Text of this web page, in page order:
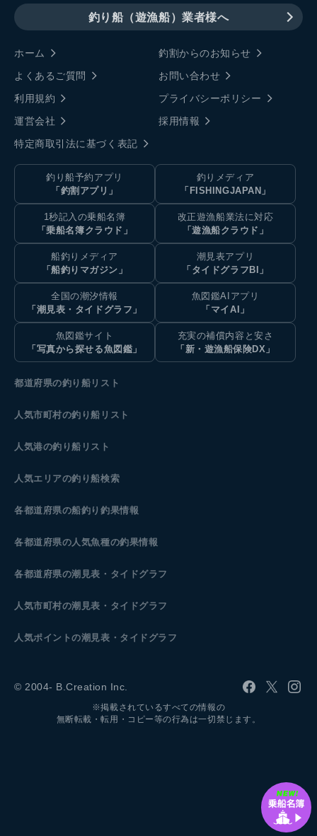
釣り船（遊漁船）業者様へ
ホーム
釣割からのお知らせ
よくあるご質問
お問い合わせ
利用規約
プライバシーポリシー
運営会社
採用情報
特定商取引法に基づく表記
釣り船予約アプリ
「釣割アプリ」
釣りメディア
「FISHINGJAPAN」
1秒記入の乗船名簿
「乗船名簿クラウド」
改正遊漁船業法に対応
「遊漁船クラウド」
船釣りメディア
「船釣りマガジン」
潮見表アプリ
「タイドグラフBI」
全国の潮汐情報
「潮見表・タイドグラフ」
魚図鑑AIアプリ
「マイAI」
魚図鑑サイト
「写真から探せる魚図鑑」
充実の補償内容と安さ
「新・遊漁船保険DX」
都道府県の釣り船リスト
人気市町村の釣り船リスト
人気港の釣り船リスト
人気エリアの釣り船検索
各都道府県の船釣り釣果情報
各都道府県の人気魚種の釣果情報
各都道府県の潮見表 ・タイドグラフ
人気市町村の潮見表・タイドグラフ
人気ポイントの潮見表・タイドグラフ
© 2004- B.Creation Inc.
※掲載されているすべての情報の
無断転載・転用・コピー等の行為は一切禁じます。